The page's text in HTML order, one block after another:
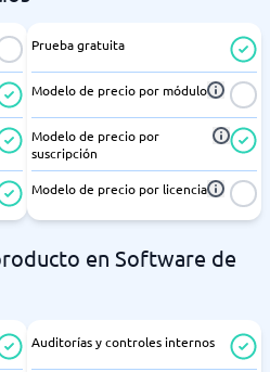
Prueba gratuita
Modelo de precio por módulo
Modelo de precio por
suscripción
Modelo de precio por licencia
en Software de
Auditorías y controles internos